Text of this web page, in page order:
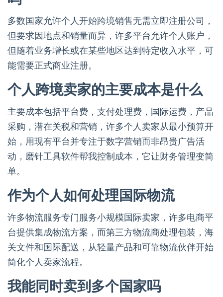
多数国家允许个人开始跨境销售无需立即注册公司，
但要求因地点和销量而异，许多平台允许个人账户，
但随着业务增长或在某些地区达到特定收入水平，可
能需要正式商业注册。
个人跨境卖家的主要成本是什么
主要成本包括平台费，支付处理费，国际运费，产品
采购，潜在关税和营销，许多个人卖家从最小预算开
始，用现有平台并专注于数字营销而非昂贵广告活
动，磨针工具软件帮我控制成本，它让财务管理变简
单。
作为个人如何处理国际物流
许多物流服务专门服务小规模国际卖家，许多电商平
台提供集成物流方案，而第三方物流商处理包装，海
关文件和国际配送，从轻量产品和可靠物流伙伴开始
简化个人卖家流程。
我能同时卖到多个国家吗